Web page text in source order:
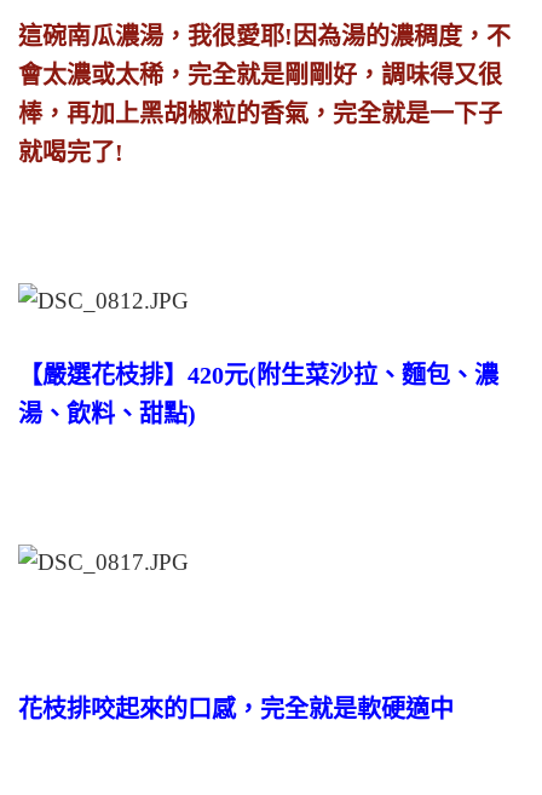
這碗南瓜濃湯，我很愛耶!因為湯的濃稠度，不
會太濃或太稀，完全就是剛剛好，調味得又很
棒，再加上黑胡椒粒的香氣，完全就是一下子
就喝完了!
【嚴選花枝排】420元(附生菜沙拉、麵包、濃
湯、飲料、甜點)
花枝排咬起來的口感，完全就是軟硬適中